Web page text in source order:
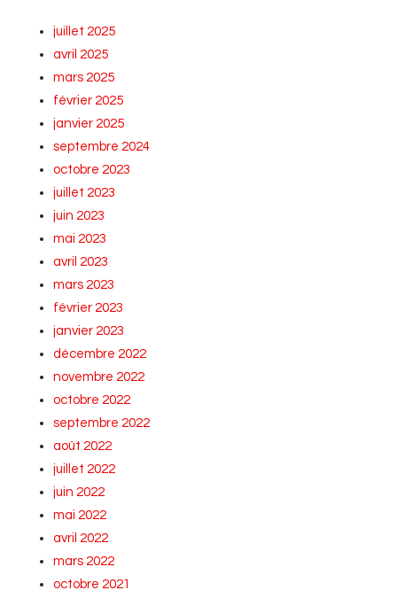
juillet 2025
avril 2025
mars 2025
février 2025
janvier 2025
septembre 2024
octobre 2023
juillet 2023
juin 2023
mai 2023
avril 2023
mars 2023
février 2023
janvier 2023
décembre 2022
novembre 2022
octobre 2022
septembre 2022
août 2022
juillet 2022
juin 2022
mai 2022
avril 2022
mars 2022
octobre 2021